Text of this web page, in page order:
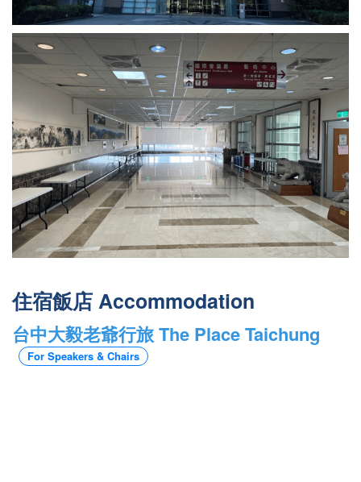
住宿飯店 Accommodation
台中大毅老爺行旅 The Place Taichung
For Speakers & Chairs